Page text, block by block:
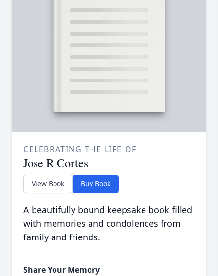
CELEBRATING THE LIFE OF
Jose R Cortes
View Book Buy Book
A beautifully bound keepsake book filled
with memories and condolences from
family and friends.
Share Your Memory